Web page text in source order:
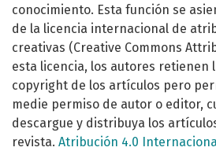
conocimiento. Esta función se
de la licencia internacional de
creativas (Creative Commons
esta licencia, los autores retienen
copyright de los artículos pero
medie permiso de autor o editor,
descargue y distribuya los
revista. Atribución 4.0